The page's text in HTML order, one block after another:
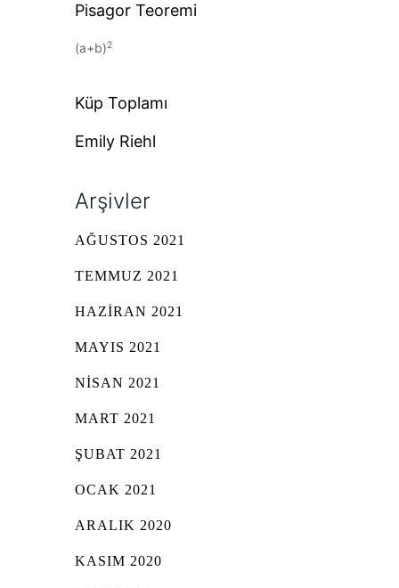
Pisagor Teoremi
(a+b)2
Küp Toplamı
Emily Riehl
Arşivler
AĞUSTOS 2021
TEMMUZ 2021
HAZIRAN 2021
MAYIS 2021
NISAN 2021
MART 2021
ŞUBAT 2021
OCAK 2021
ARALIK 2020
KASIM 2020